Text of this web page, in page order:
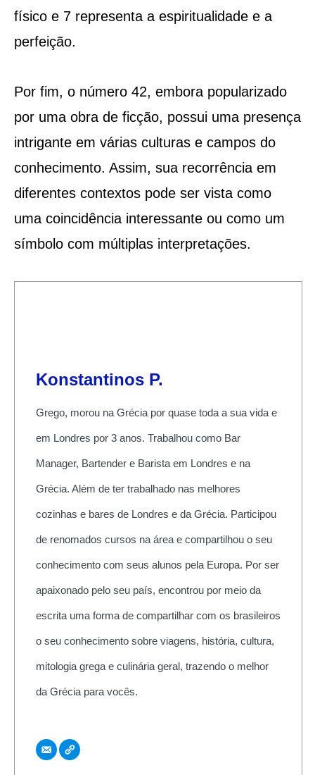
físico e 7 representa a espiritualidade e a
perfeição.
Por fim, o número 42, embora popularizado
por uma obra de ficção, possui uma presença
intrigante em várias culturas e campos do
conhecimento. Assim, sua recorrência em
diferentes contextos pode ser vista como
uma coincidência interessante ou como um
símbolo com múltiplas interpretações.
Konstantinos P.
Grego, morou na Grécia por quase toda a sua vida e
em Londres por 3 anos. Trabalhou como Bar
Manager, Bartender e Barista em Londres e na
Grécia. Além de ter trabalhado nas melhores
cozinhas e bares de Londres e da Grécia. Participou
de renomados cursos na área e compartilhou o seu
conhecimento com seus alunos pela Europa. Por ser
apaixonado pelo seu país, encontrou por meio da
escrita uma forma de compartilhar com os brasileiros
o seu conhecimento sobre viagens, história, cultura,
mitologia grega e culinária geral, trazendo o melhor
da Grécia para vocês.